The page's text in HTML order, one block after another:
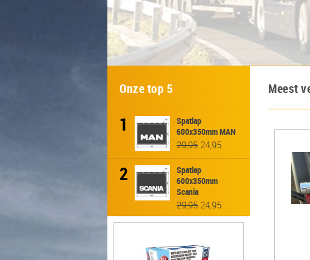
Onze top 5
1
Spatlap
600x350mm MAN
29,95 24,95
2
Spatlap
600x350mm
Scania
29,95 24,95
Meest